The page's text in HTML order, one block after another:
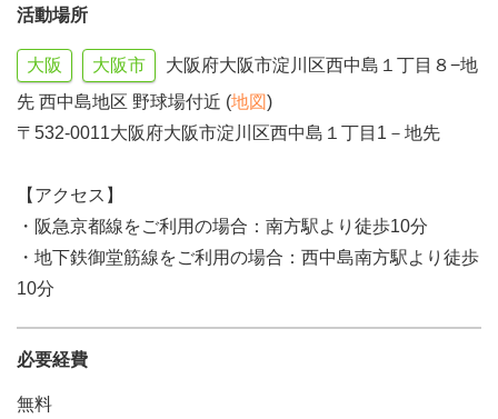
活動場所
大阪 大阪市
大阪府大阪市淀川区西中島１丁目８−地
先 西中島地区 野球場付近 (地図)
〒532-0011大阪府大阪市淀川区西中島１丁目1－地先
【アクセス】
・阪急京都線をご利用の場合：南方駅より徒歩10分
・地下鉄御堂筋線をご利用の場合：西中島南方駅より徒歩
10分
必要経費
無料